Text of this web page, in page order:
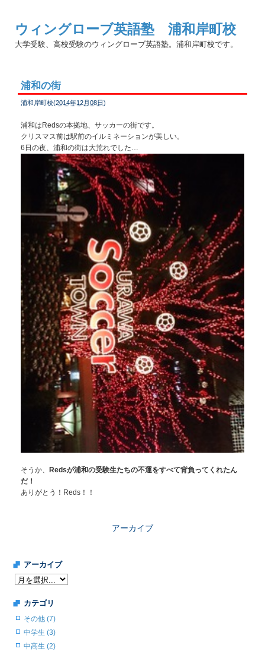
ウィングローブ英語塾 浦和岸町校
大学受験、高校受験のウィングローブ英語塾。浦和岸町校です。
浦和の街
浦和岸町校(2014年12月08日)
浦和はRedsの本拠地、サッカーの街です。
クリスマス前は駅前のイルミネーションが美しい。
6日の夜、浦和の街は大荒れでした…
そうか、
Redsが浦和の受験生たちの不運をすべて背負ってくれたん
だ！
ありがとう！Reds！！
アーカイブ
アーカイブ
カテゴリ
その他 (7)
中学生 (3)
中高生 (2)